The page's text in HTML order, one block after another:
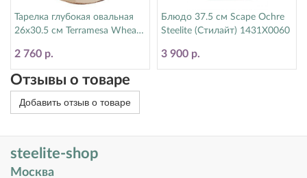
Тарелка глубокая овальная
26х30.5 см Terramesa Wheat
2 760 р.
Блюдо 37.5 см Scape Ochre
Steelite (Стилайт) 1431X0060
3 900 р.
Отзывы о товаре
Добавить отзыв о товаре
steelite-shop
Москва